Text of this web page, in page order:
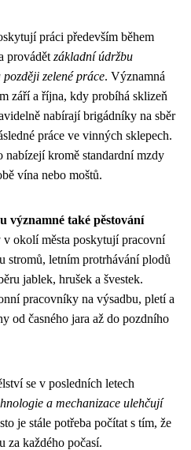
práci především během
provádět základní údržbu
zelené práce. Významná
září a října, kdy probíhá sklizeň
nabírají brigádníky na sběr
práce ve vinných sklepech.
kromě standardní mzdy
vína nebo moštů.
významné také pěstování
v okolí města poskytují pracovní
stromů, letním protrhávání plodů
jablek, hrušek a švestek.
pracovníky na výsadbu, pletí a
od časného jara až do pozdního
se v posledních letech
a mechanizace ulehčují
je stále potřeba počítat s tím, že
za každého počasí.